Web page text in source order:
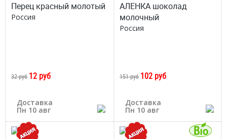
Перец красный молотый
Россия
32 руб 12 руб
Доставка
Пн 10 авг
АЛЕНКА шоколад
молочный
Россия
151 руб 102 руб
Доставка
Пн 10 авг